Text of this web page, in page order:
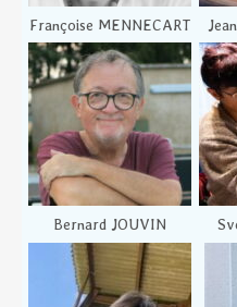
Françoise MENNECART
Bernard JOUVIN